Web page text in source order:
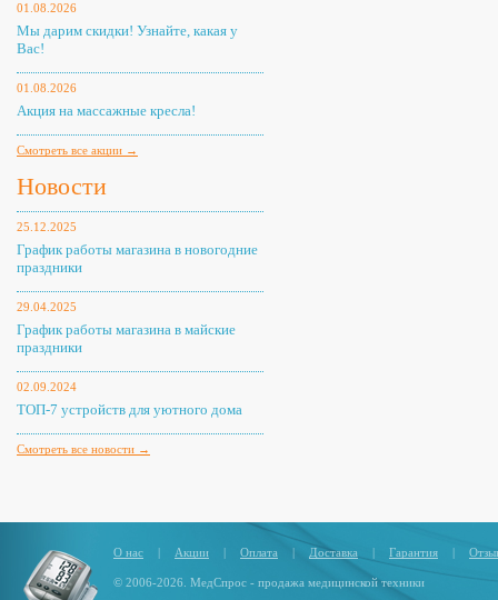
01.08.2026
Мы дарим скидки! Узнайте, какая у
Вас!
01.08.2026
Акция на массажные кресла!
Смотреть все акции →
Новости
25.12.2025
График работы магазина в новогодние
праздники
29.04.2025
График работы магазина в майские
праздники
02.09.2024
ТОП-7 устройств для уютного дома
Смотреть все новости →
О нас | Акции | Оплата | Доставка | Гарантия |
© 2006-2026. МедСпрос - продажа медицинской техники